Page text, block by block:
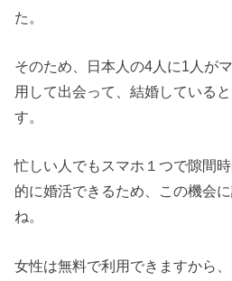
た。
そのため、日本人の4人に1人が
用して出会って、結婚している
す。
忙しい人でもスマホ１つで隙間
的に婚活できるため、この機会
ね。
女性は無料で利用できますから